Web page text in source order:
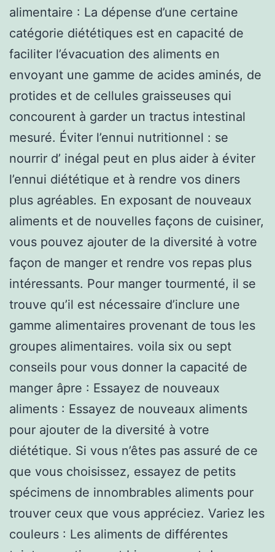
alimentaire : La dépense d’une certaine
catégorie diététiques est en capacité de
faciliter l’évacuation des aliments en
envoyant une gamme de acides aminés, de
protides et de cellules graisseuses qui
concourent à garder un tractus intestinal
mesuré. Éviter l’ennui nutritionnel : se
nourrir d’ inégal peut en plus aider à éviter
l’ennui diététique et à rendre vos diners
plus agréables. En exposant de nouveaux
aliments et de nouvelles façons de cuisiner,
vous pouvez ajouter de la diversité à votre
façon de manger et rendre vos repas plus
intéressants. Pour manger tourmenté, il se
trouve qu’il est nécessaire d’inclure une
gamme alimentaires provenant de tous les
groupes alimentaires. voila six ou sept
conseils pour vous donner la capacité de
manger âpre : Essayez de nouveaux
aliments : Essayez de nouveaux aliments
pour ajouter de la diversité à votre
diététique. Si vous n’êtes pas assuré de ce
que vous choisissez, essayez de petits
spécimens de innombrables aliments pour
trouver ceux que vous appréciez. Variez les
couleurs : Les aliments de différentes